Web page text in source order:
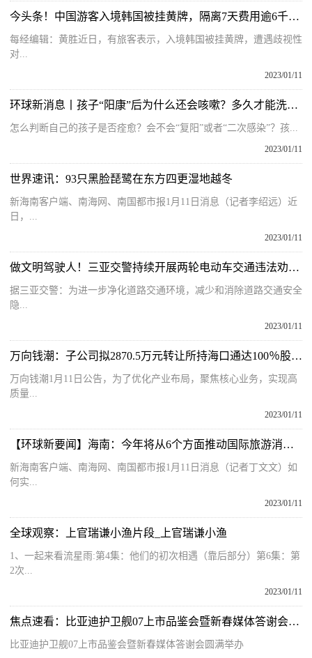
今头条！中国游客入境韩国被挂黄牌，隔离7天费用逾6千！日本发红色挂件标记中国旅客
每经编辑：黄胜近日，有旅客表示，入境韩国被挂黄牌，遭遇歧视性
对...
2023/01/11
环球新消息丨孩子“阳康”后为什么还会咳嗽？多久才能洗澡、运动？
怎么判断自己的孩子是否痊愈？会不会“复阳”或者“二次感染”？孩...
2023/01/11
世界速讯：93只黑脸琵鹭在东方四更湿地越冬
新海南客户端、南海网、南国都市报1月11日消息（记者李绍远）近
日，...
2023/01/11
做文明驾驶人！三亚交警持续开展两轮电动车交通违法劝导整治行动｜平安春运 交警同行
据三亚交警：为进一步净化道路交通环境，减少和消除道路交通安全
隐...
2023/01/11
万向钱潮：子公司拟2870.5万元转让所持海口通达100％股权予上万清源
万向钱潮1月11日公告，为了优化产业布局，聚焦核心业务，实现高
质量...
2023/01/11
【环球新要闻】海南：今年将从6个方面推动国际旅游消费中心和全域旅游建设
新海南客户端、南海网、南国都市报1月11日消息（记者丁文文）如
何实...
2023/01/11
全球观察：上官瑞谦小渔片段_上官瑞谦小渔
1、一起来看流星雨:第4集：他们的初次相遇（靠后部分）第6集：第
2次...
2023/01/11
焦点速看：比亚迪护卫舰07上市品鉴会暨新春媒体答谢会圆满举办
比亚迪护卫舰07上市品鉴会暨新春媒体答谢会圆满举办